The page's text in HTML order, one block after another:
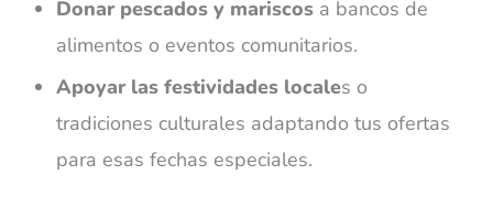
Donar pescados y mariscos a bancos de
alimentos o eventos comunitarios.
Apoyar las festividades locales o
tradiciones culturales adaptando tus ofertas
para esas fechas especiales.